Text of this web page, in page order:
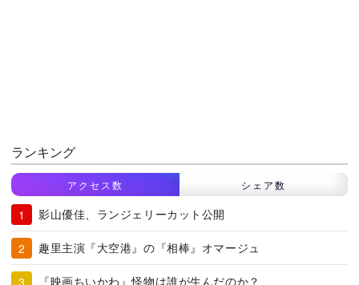
ランキング
アクセス数 シェア数
影山優佳、ランジェリーカット公開
趣里主演『大空港』の『相棒』オマージュ
『映画ちいかわ』怪物は誰が生んだのか？